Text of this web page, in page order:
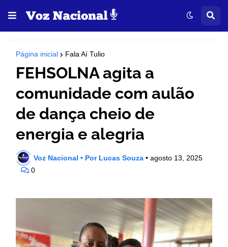
Página inicial Fala Aí Tulio
FEHSOLNA agita a
comunidade com aulão
de dança cheio de
energia e alegria
Voz Nacional • Por Lucas Souza • agosto 13, 2025
0